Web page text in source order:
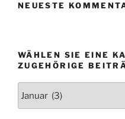
NEUESTE
WÄHLEN SIE EINE
ZUGEHÖRIGE